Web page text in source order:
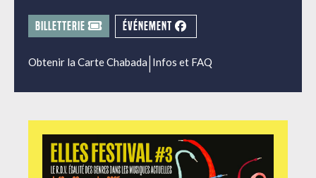
BILLETTERIE ÉVÉNEMENT
Obtenir la Carte Chabada| Infos et FAQ